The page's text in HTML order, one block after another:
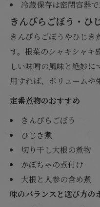
冷蔵保存は密閉容器
きんぴらごぼう・ひ
きんぴらごぼうやひじ
す。根菜のシャキシャキ
しい味噌の風味と絶妙
用すれば、ボリュームや
定番煮物のおすすめ
きんぴらごぼう
ひじき煮
切り干し大根の煮物
かぼちゃの煮付け
大根と人参の含め煮
味のバランスと選び方の